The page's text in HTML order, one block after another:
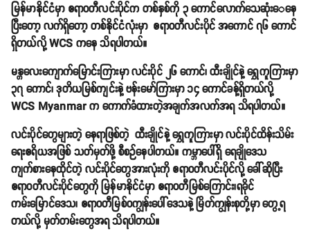
မြန်မာနိုင်ငံမှာ ဧရာဝတီလင်းပိုင်က တစ်နှစ်ကို ၃ ကောင်လောက်သေဆုံးေနေ
ပြီးတော့ လက်ရှိတော့ တစ်နိုင်ငံလုံးမှာ ဧရာဝတီလင်းပိုင် အကောင် ၇၆ ကောင်
ရှိတယ်လို့ WCS ကနေ သိရပါတယ်။
မန္တလေးကျောက်မြောင်းကြားမှာ လင်းပိုင် ၂၆ ကောင်၊ ထီးချိုင်နဲ့ ရွှေကူကြားမှာ
၃၇ ကောင်၊ ဒုတိယမြစ်ကျင်းနဲ့ ဗန်းမော်ကြားမှာ ၁၄ ကောင်ခန့်ရှိတယ်လို့
WCS Myanmar က ကောက်ခံထားတဲ့အချက်အလက်အရ သိရပါတယ်။
လင်းပိုင်တွေများတဲ့ နေရာဖြစ်တဲ့ ထီးချိုင်နဲ့ ရွှေကူကြားမှာ လင်းပိုင်ထိန်းသိမ်း
ရေးဧရိယအဖြစ် သတ်မှတ်ဖို့ စီစဉ်နေပါတယ်။ ကမ္ဘာပေါ်ရှိ ရေချိုဒေသ
ကျက်စားနေထိုင်တဲ့ လင်းပိုင်တွေအားလုံးကို ဧရာဝတီလင်းပိုင်လို့ ခေါ်ဆိုပြီး
ဧရာဝတီလင်းပိုင်တွေကို မြန်မာနိုင်ငံမှာ ဧရာဝတီမြစ်ကြောင်း၊ရခိုင်
ကမ်းမြောင်ဒေသ၊ ဧရာဝတီမြစ်ဝကျွန်းပေါ်ဒေသနဲ့ မြိတ်ကျွန်းစုတို့မှာ တွေ့ရ
တယ်လို့ မှတ်တမ်းတွေအရ သိရပါတယ်။